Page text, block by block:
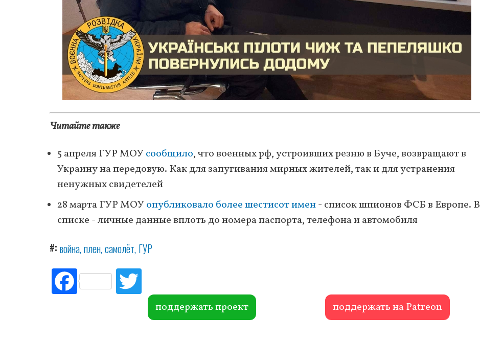
Читайте также
5 апреля ГУР МОУсообщило, что военных рф, устроивших резню в Буче, возвращают в
Украину на передовую. Как для запугивания мирных жителей, так и для устранения
ненужных свидетелей
28 марта ГУР МОУопубликовало более шестисот имен- список шпионов ФСБ в Европе. В
списке - личные данные вплоть до номера паспорта, телефона и автомобиля
# война плен самолёт ГУР
Fac
ebo itte
r поддержать проект поддержать на Patreon